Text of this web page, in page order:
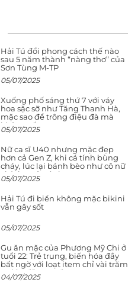
Hải Tú đổi phong cách thế nào
sau 5 năm thành “nàng thơ” của
Sơn Tùng M-TP
05/07/2025
Xuống phố sáng thứ 7 với váy
hoa sặc sỡ như Tăng Thanh Hà,
mặc sao để trông điệu đà mà
không sến
05/07/2025
Nữ ca sĩ U40 nhưng mặc đẹp
hơn cả Gen Z, khi cá tính bùng
cháy, lúc lại bánh bèo như cô nữ
chính ngôn tình
05/07/2025
Hải Tú đi biển không mặc bikini
vẫn gây sốt
05/07/2025
Gu ăn mặc của Phương Mỹ Chi ở
tuổi 22: Trẻ trung, biến hóa đầy
bất ngờ với loạt item chỉ vài trăm
nghìn đã mua được
04/07/2025